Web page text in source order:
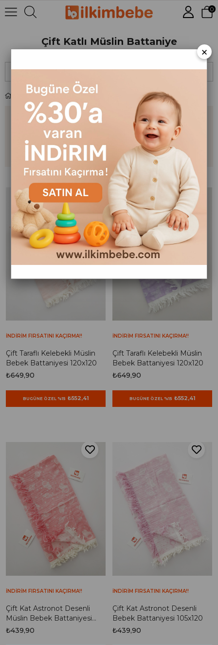
0
Çift Katlı Müslin Battaniye
Filtreleme
Sıralama
Çift Katlı Müslin Battaniye
Kategorinin En Popüler
Çift Taraflı Kelebekli Müslin
Bebek Battaniyesi 120x120
₺649,90
BUGÜNE ÖZEL %15 ₺552,41
İNDİRİM FIRSATINI KAÇIRMA!!
Çift Taraflı Kelebekli Müslin
Bebek Battaniyesi 120x120
₺649,90
BUGÜNE ÖZEL %15 ₺552,41
İNDİRİM FIRSATINI KAÇIRMA!!
Çift Kat Astronot Desenli
Müslin Bebek Battaniyesi
105x120
₺439,90
İNDİRİM FIRSATINI KAÇIRMA!!
Çift Kat Astronot Desenli
Bebek Battaniyesi 105x120
₺439,90
İNDİRİM FIRSATINI KAÇIRMA!!
×